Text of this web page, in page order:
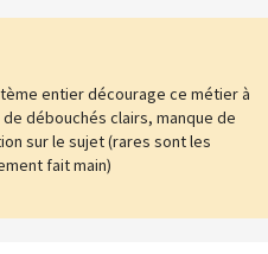
entier décourage ce métier à
débouchés clairs, manque de
sur le sujet (rares sont les
fait main)